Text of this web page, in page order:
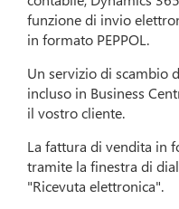
funzione di invio
in formato PEPPOL.
Un servizio di scambio
incluso in Business
il vostro cliente.
La fattura di vendita in
tramite la finestra di
"Ricevuta elettronica".